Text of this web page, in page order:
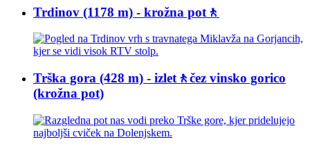
Trdinov (1178 m) - krožna pot🚶
Trška gora (428 m) - izlet🚶čez vinsko gorico
(krožna pot)